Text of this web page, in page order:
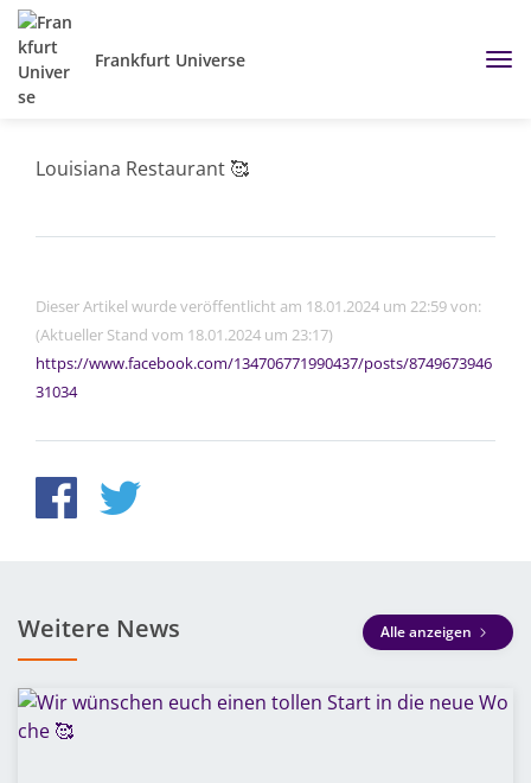
Frankfurt Universe
Louisiana Restaurant 🥰
Dieser Artikel wurde veröffentlicht am 18.01.2024 um 22:59 von:
(Aktueller Stand vom 18.01.2024 um 23:17)
https://www.facebook.com/134706771990437/posts/8749673946
31034
Weitere News Alle anzeigen